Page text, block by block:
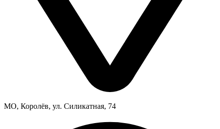
МО, Королёв, ул. Силикатная, 74